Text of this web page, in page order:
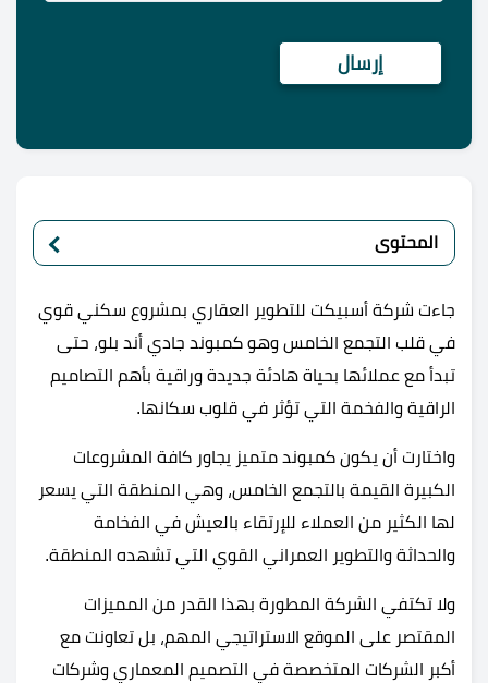
المحتوى
جاءت شركة أسبيكت للتطوير العقاري بمشروع سكني قوي
في قلب التجمع الخامس وهو كمبوند جادي أند بلو، حتى
تبدأ مع عملائها بحياة هادئة جديدة وراقية بأهم التصاميم
الراقية والفخمة التي تؤثر في قلوب سكانها.
واختارت أن يكون كمبوند متميز يجاور كافة المشروعات
الكبيرة القيمة بالتجمع الخامس، وهي المنطقة التي يسعر
لها الكثير من العملاء للإرتقاء بالعيش في الفخامة
والحداثة والتطوير العمراني القوي التي تشهده المنطقة.
ولا تكتفي الشركة المطورة بهذا القدر من المميزات
المقتصر على الموقع الاستراتيجي المهم، بل تعاونت مع
أكبر الشركات المتخصصة في التصميم المعماري وشركات